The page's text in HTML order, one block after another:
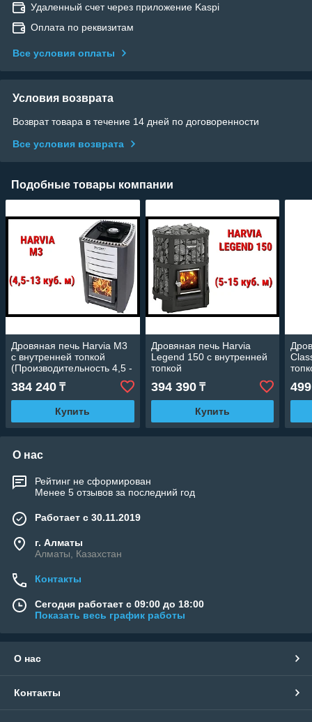
Удаленный счет через приложение Kaspi
Оплата по реквизитам
Все условия оплаты
Условия возврата
Возврат товара в течение 14 дней по договоренности
Все условия возврата
Подобные товары компании
Дровяная печь Harvia M3
с внутренней топкой
(Производительность 4,5 -
384 240 ₸
Купить
Дровяная печь Harvia
Legend 150 с внутренней
топкой
(Производительность 5 -
15 м3)
394 390₸
Купить
14
О нас
Рейтинг не сформирован
Менее 5 отзывов за последний год
Работает с 30.11.2019
г. Алматы
Алматы, Казахстан
Контакты
Сегодня работает с 09:00 до 18:00
Показать весь график работы
О нас
Контакты